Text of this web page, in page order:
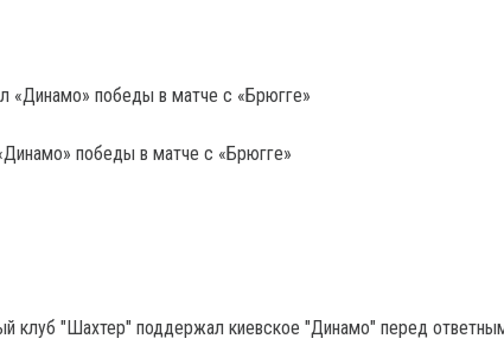
победы в матче с «Брюгге»
клуб "Шахтер" поддержал киевское "Динамо" перед